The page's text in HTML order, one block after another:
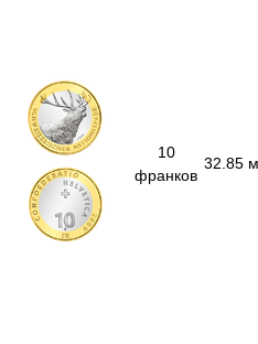
10
франков
32.85